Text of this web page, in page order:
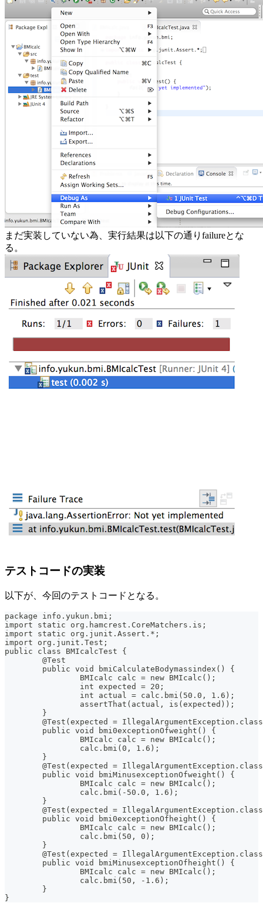
まだ実装していない為、実行結果は以下の通りfailureとな
る。
テストコードの実装
以下が、今回のテストコードとなる。
package info.yukun.bmi;
import static org.hamcrest.CoreMatchers.is;
import static org.junit.Assert.*;
import org.junit.Test;
public class BMIcalcTest {
	@Test
	public void bmiCalculateBodymassindex() {
		BMIcalc calc = new BMIcalc();
		int expected = 20;
		int actual = calc.bmi(50.0, 1.6);
		assertThat(actual, is(expected));
	}
@Test(expected =
	public void bmi0exceptionOfweight() {
		BMIcalc calc = new BMIcalc();
		calc.bmi(0, 1.6);
	}
@Test(expected =
	public void bmiMinusexceptionOfweight() {
		BMIcalc calc = new BMIcalc();
		calc.bmi(-50.0, 1.6);
	}
@Test(expected =
	public void bmi0exceptionOfheight() {
		BMIcalc calc = new BMIcalc();
		calc.bmi(50, 0);
	}
@Test(expected =
	public void bmiMinusexceptionOfheight() {
		BMIcalc calc = new BMIcalc();
		calc.bmi(50, -1.6);
	}
}